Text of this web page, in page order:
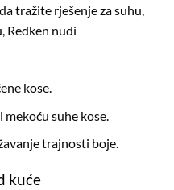
tražite rješenje za suhu,
Redken nudi
kose.
suhe kose.
trajnosti boje.
kuće